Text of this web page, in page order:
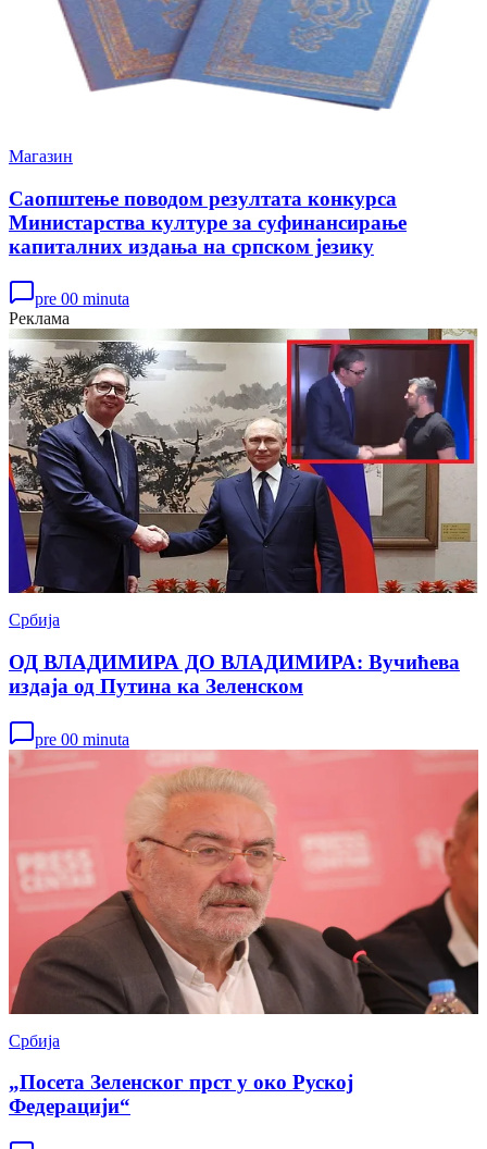
Магазин
Саопштење поводом резултата конкурса
Министарства културе за суфинансирање
капиталних издања на српском језику
pre 00 minuta
Реклама
Србија
ОД ВЛАДИМИРА ДО ВЛАДИМИРА: Вучићева
издаја од Путина ка Зеленском
pre 00 minuta
Србија
„Посета Зеленског прст у око Руској
Федерацији“